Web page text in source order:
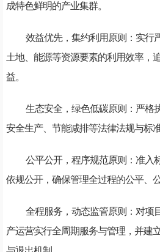
成特色鲜明的产业集群。
效益优先，集约利用原则：实行
土地、能源等资源要素的利用效率，
益。
生态安全，绿色低碳原则：严格
安全生产、节能减排等法律法规与标
公平公开，程序规范原则：准入
依规公开，确保管理全过程的公平、
全程服务，动态监管原则：对项
产运营实行全周期服务与管理，并建